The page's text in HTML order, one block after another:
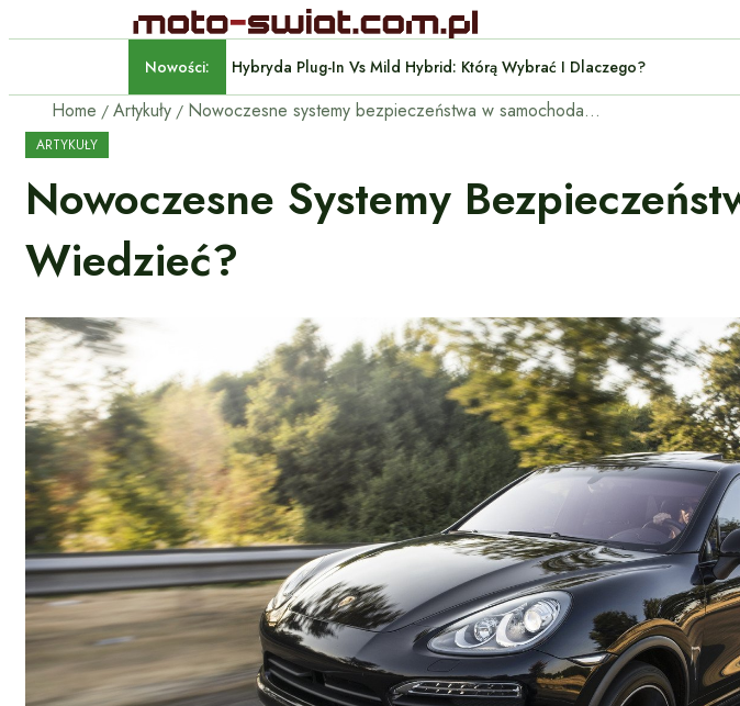
Nowości: Hybryda Plug-In Vs Mild Hybrid: Którą Wybrać I Dlaczego?
Home Artykuły Nowoczesne systemy bezpieczeństwa w samochodach: co warto wiedzieć?
ARTYKUŁY
Nowoczesne Systemy
Wiedzieć?